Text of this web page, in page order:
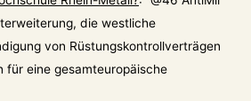
die westliche
von Rüstungskontrollverträgen
für eine gesamteuropäische